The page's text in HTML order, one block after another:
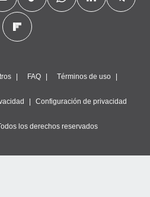
FAQ Términos de uso
Configuración de privacidad
los derechos reservados